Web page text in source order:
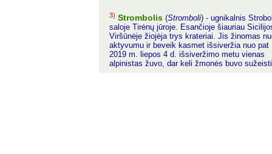
3) Strombolis (Stromboli) - ugnikalnis
saloje Tirėnų jūroje. Esančioje šiauriau
Viršūnėje žiojėja trys krateriai. Jis žinomas
aktyvumu ir beveik kasmet išsiveržia nuo pat
2019 m. liepos 4 d. išsiveržimo metu vienas
alpinistas žuvo, dar keli žmonės buvo